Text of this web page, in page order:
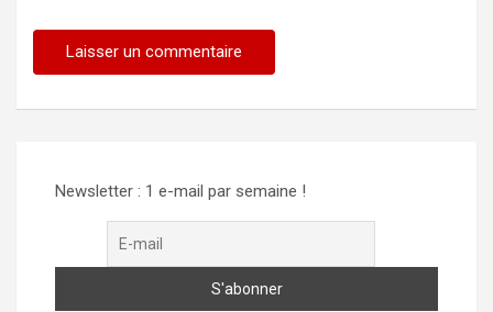
Newsletter : 1 e-mail par semaine !